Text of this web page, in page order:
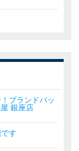
ブランドバッ
銀座店
す